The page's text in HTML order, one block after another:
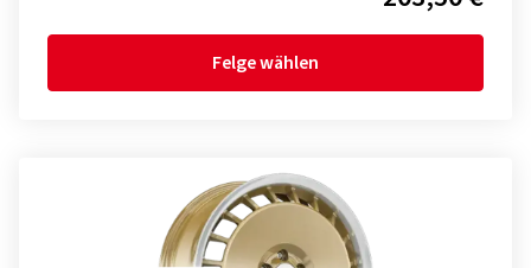
Felge wählen